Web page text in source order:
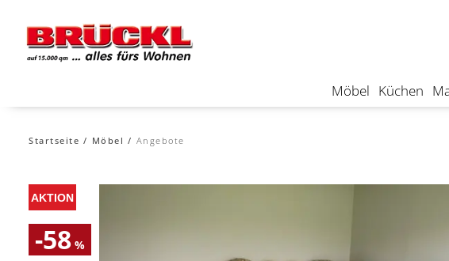
Möbel Küchen
Startseite Möbel Angebote
-58 %